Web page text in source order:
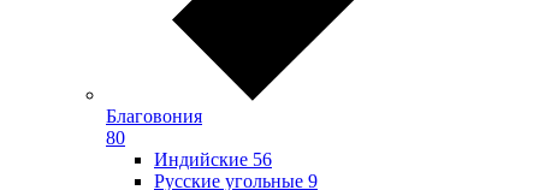
Благовония
80
Индийские 56
Русские угольные 9